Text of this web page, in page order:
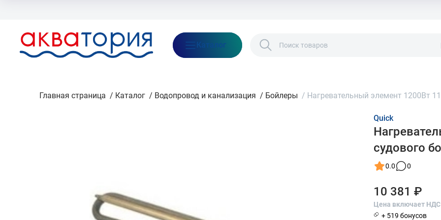
Каталог
Главная страница / Каталог / Водопровод и канализация / Бойлеры / Нагревательный элемент 1200Вт
Quick
судового
0.0 0
10 381 ₽
Цена включает НДС
+ 519 бонусов